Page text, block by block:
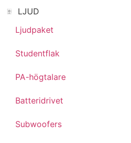
LJUD
Ljudpaket
Studentflak
PA-högtalare
Batteridrivet
Subwoofers